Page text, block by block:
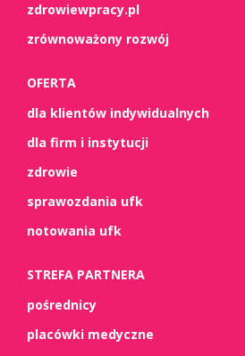
zdrowiewpracy.pl
zrównoważony rozwój
OFERTA
dla klientów indywidualnych
dla firm i instytucji
zdrowie
sprawozdania ufk
notowania ufk
STREFA PARTNERA
pośrednicy
placówki medyczne